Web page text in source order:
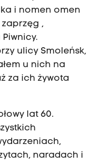
i nomen omen
zaprzęg ,
ulicy Smoleńsk,
u nich na
za ich żywota
lat 60.
naradach i